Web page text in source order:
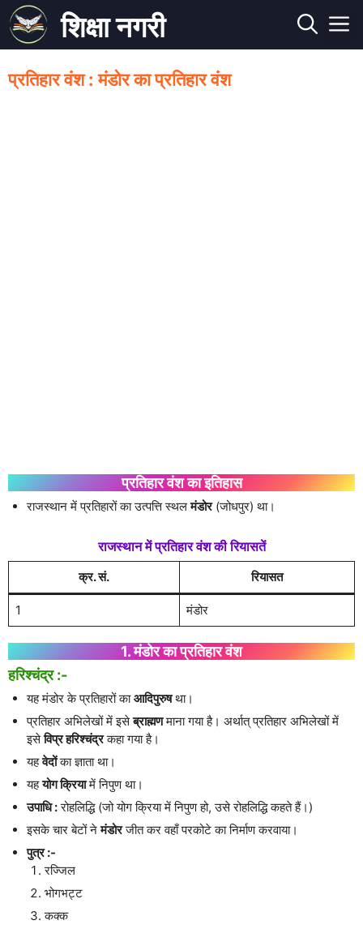
Skip
to
content
शिक्षा नगरी
प्रतिहार वंश : मंडोर का प्रतिहार वंश
प्रतिहार वंश का इतिहास
राजस्थान में प्रतिहारों का उत्पत्ति स्थलमंडोर(जोधपुर) था।
राजस्थान में प्रतिहार वंश की रियासतें
क्र. सं. रियासत
1 मंडोर
1. मंडोर का प्रतिहार वंश
हरिश्चंद्र :-
यह मंडोर के प्रतिहारों काआदिपुरुषथा।
प्रतिहार अभिलेखों में इसेब्राह्मणमाना गया है। अर्थात् प्रतिहार अभिलेखों में
इसेविप्र हरिश्चंद्रकहा गया है।
यहवेदोंका ज्ञाता था।
यहयोग क्रियामें निपुण था।
उपाधि :रोहलिद्धि (जो योग क्रिया में निपुण हो, उसे रोहलिद्धि कहते हैं।)
इसके चार बेटों नेमंडोरजीत कर वहाँ परकोटे का निर्माण करवाया।
पुत्र :-
रज्जिल
भोगभट्ट
कक्क